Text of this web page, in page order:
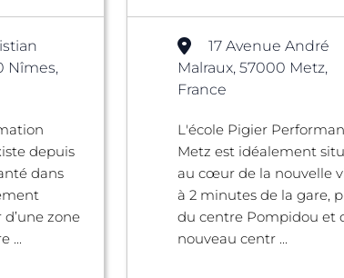
Nîmes,
depuis
dans
zone
...
17 Avenue André
Malraux, 57000 Metz,
France
L'école Pigier
Metz est idéalement
au cœur de la nouvelle
à 2 minutes de la gare,
du centre Pompidou et
nouveau centr ...